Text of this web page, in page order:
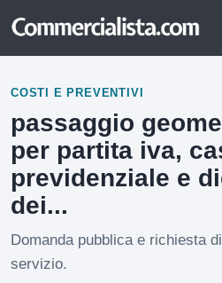
COSTI E PREVENTIVI
passaggio
per partita iva,
previdenziale e
dei...
Domanda pubblica e richiesta
servizio.